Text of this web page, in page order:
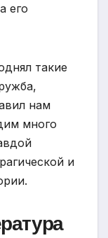
его
такие
нам
много
и